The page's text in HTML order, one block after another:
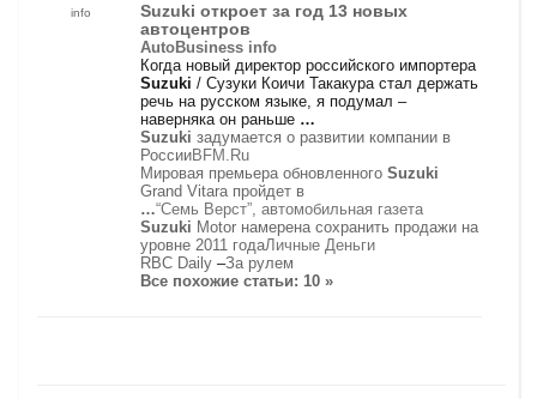
info
Suzuki откроет за год 13 новых
автоцентров
AutoBusiness info
Когда новый директор российского импортера
Suzuki / Сузуки Коичи Такакура стал держать
речь на русском языке, я подумал –
наверняка он раньше …
Suzuki задумается о развитии компании в
РоссииBFM.Ru
Мировая премьера обновленногоSuzuki
Grand Vitara пройдет в
…“Семь Верст”, автомобильная газета
Suzuki Motor намерена сохранить продажи на
уровне 2011 годаЛичные Деньги
RBC Daily –За рулем
Все похожие статьи: 10 »